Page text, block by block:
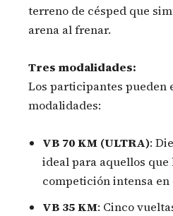
terreno de césped que
arena al frenar.
Tres modalidades:
Los participantes pueden
modalidades:
VB 70 KM (ULTRA):
ideal para aquellos que
competición intensa
VB 35 KM: Cinco